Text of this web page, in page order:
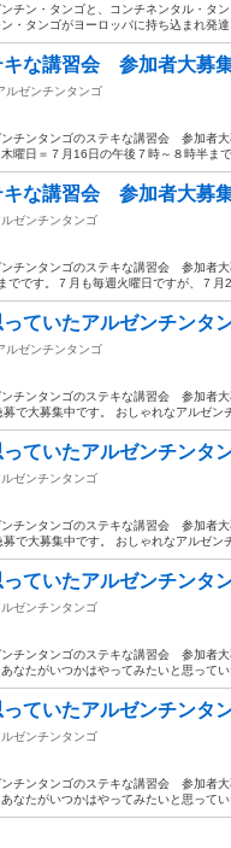
チン・タンゴと、コンチネンタル・タ
・タンゴがヨーロッパに持ち込まれ発
な講習会 参加者大募集
ルゼンチンタンゴ
チンタンゴのステキな講習会 参加者
曜日＝７月16日の午後７時～８時半ま
な講習会 参加者大募集
ルゼンチンタンゴ
チンタンゴのステキな講習会 参加者
です。７月も毎週火曜日ですが、７月
ていたアルゼンチンタ
ルゼンチンタンゴ
チンタンゴのステキな講習会 参加者
で大募集中です。 おしゃれなアルゼン
ていたアルゼンチンタ
ルゼンチンタンゴ
チンタンゴのステキな講習会 参加者
で大募集中です。 おしゃれなアルゼン
ていたアルゼンチンタ
ルゼンチンタンゴ
チンタンゴのステキな講習会 参加者
なたがいつかはやってみたいと思って
ていたアルゼンチンタ
ルゼンチンタンゴ
チンタンゴのステキな講習会 参加者
なたがいつかはやってみたいと思って